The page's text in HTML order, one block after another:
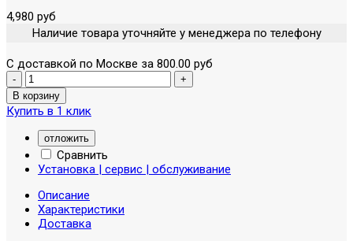
4,980 руб
Наличие товара уточняйте у менеджера по телефону
С доставкой по Москве за 800.00 руб
Купить в 1 клик
отложить
Сравнить
Установка | сервис | обслуживание
Описание
Характеристики
Доставка